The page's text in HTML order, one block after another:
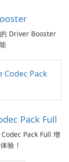
Driver Booster
Pack Full
Pack Full 增
验！